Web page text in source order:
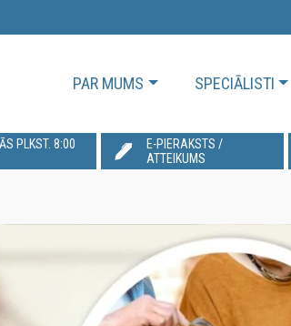
PAR MUMS SPECIĀLISTI
PLKST. 8:00
E-PIERAKSTS /
ATTEIKUMS